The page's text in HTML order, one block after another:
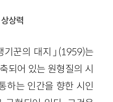
상력
기꾼의 대지」(1959)는
되어 있는 원형질의 시
하는 인간을 향한 시인